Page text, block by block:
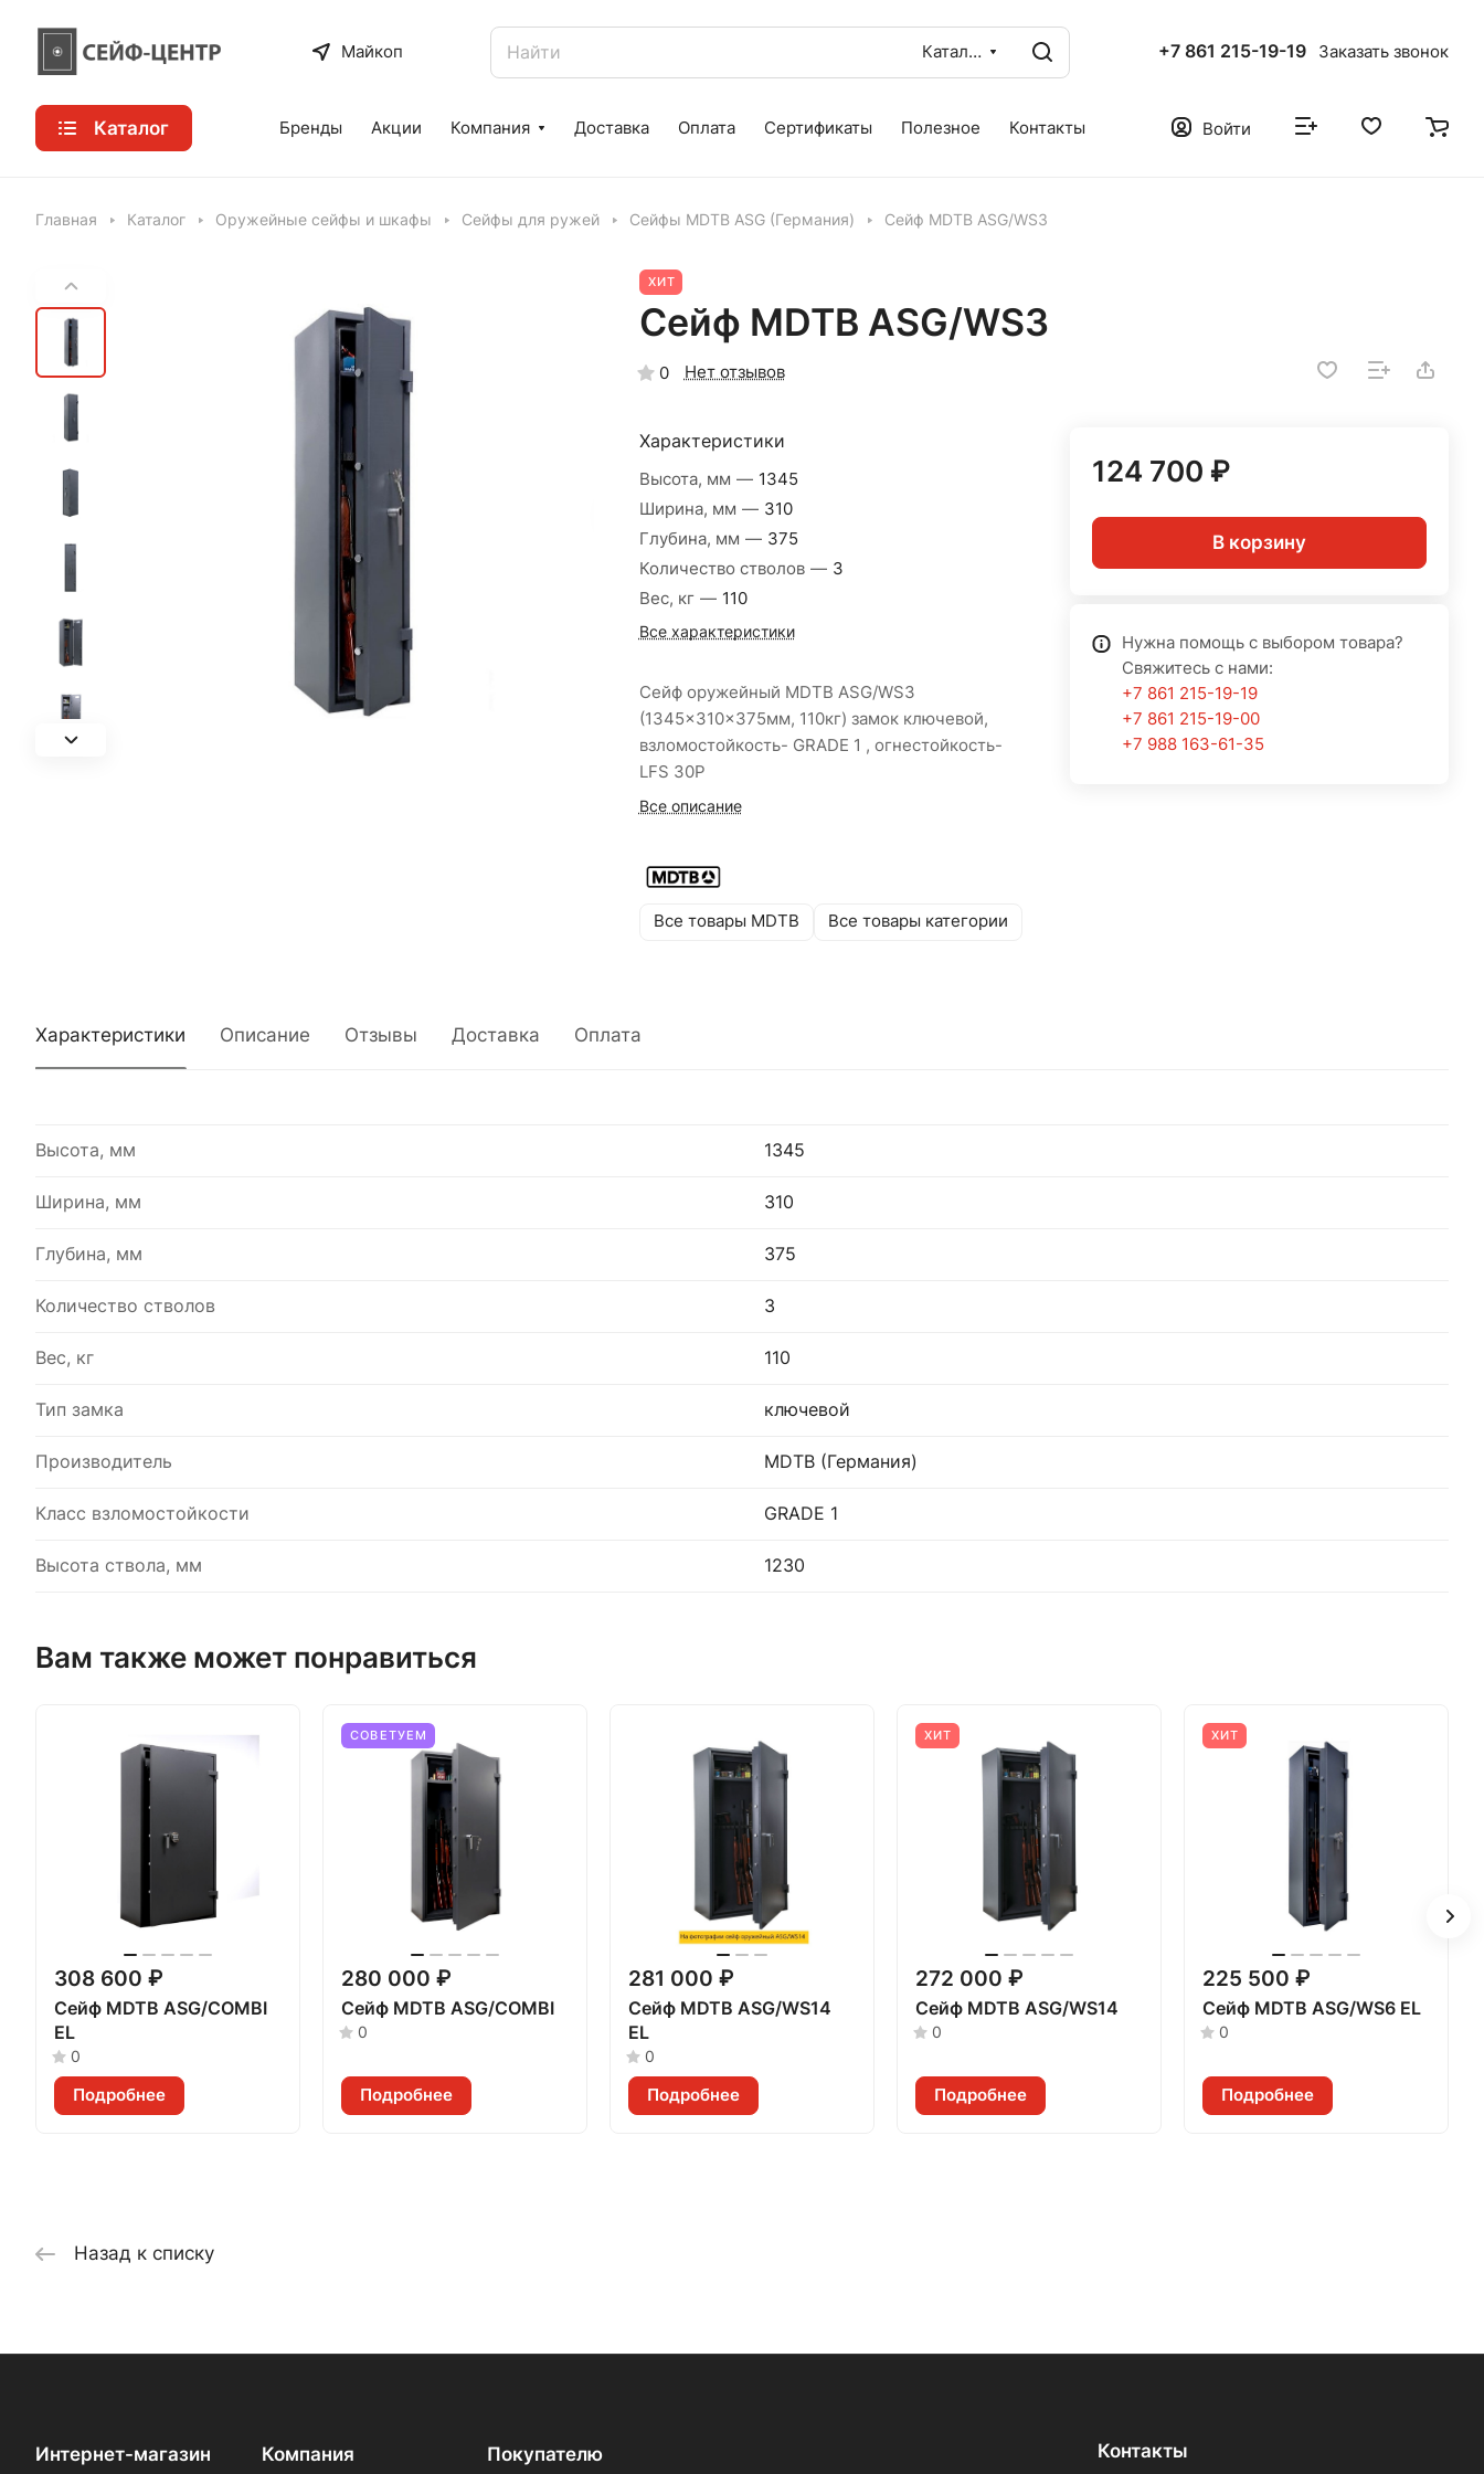
Майкоп Каталог +7 861 215-19-19 Заказать звонок
Каталог Бренды Акции Компания Доставка Оплата Сертификаты Полезное Контакты Войти
Главная Каталог Оружейные сейфы и шкафы Сейфы для ружей Сейфы MDTB ASG (Германия) Сейф MDTB ASG/WS3
ХИТ
Сейф MDTB ASG/WS3
0 Нет отзывов
Характеристики
Высота, мм — 1345
Ширина, мм — 310
Глубина, мм — 375
Количество стволов — 3
Вес, кг — 110
Все характеристики
Сейф оружейный MDTB ASG/WS3
(1345x310x375мм, 110кг) замок ключевой,
взломостойкость- GRADE 1 , огнестойкость-
LFS 30P
Все описание
Все товары MDTB Все товары категории
124 700 ₽
В корзину
Нужна помощь с выбором товара?
Свяжитесь с нами:
+7 861 215-19-19
+7 861 215-19-00
+7 988 163-61-35
Характеристики Описание Отзывы Доставка Оплата
Высота, мм 1345
Ширина, мм 310
Глубина, мм 375
Количество стволов 3
Вес, кг 110
Тип замка ключевой
Производитель MDTB (Германия)
Класс взломостойкости GRADE 1
Высота ствола, мм 1230
Вам также может понравиться
308 600 ₽
Сейф MDTB ASG/COMBI
EL
0
Подробнее
СОВЕТУЕМ
280 000 ₽
Сейф MDTB ASG/COMBI
0
Подробнее
281 000 ₽
Сейф MDTB ASG/WS14
EL
0
Подробнее
ХИТ
272 000 ₽
Сейф MDTB ASG/WS14
0
Подробнее
ХИТ
225 500 ₽
Сейф MDTB ASG/WS6 EL
0
Подробнее
Назад к списку
Интернет-магазин Компания Покупателю Контакты